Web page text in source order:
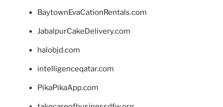
BaytownEvaCationRentals.com
JabalpurCakeDelivery.com
halobjd.com
intelligenceqatar.com
PikaPikaApp.com